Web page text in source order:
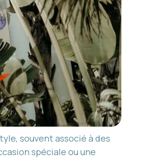
souvent associé à des
spéciale ou une